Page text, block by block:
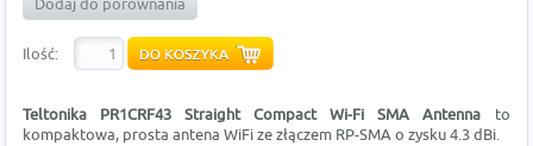
Dodaj do porównania
Ilość:
Teltonika PR1CRF43 Straight Compact Wi-Fi SMA Antenna to
kompaktowa, prosta antena WiFi ze złączem RP-SMA o zysku 4.3 dBi.